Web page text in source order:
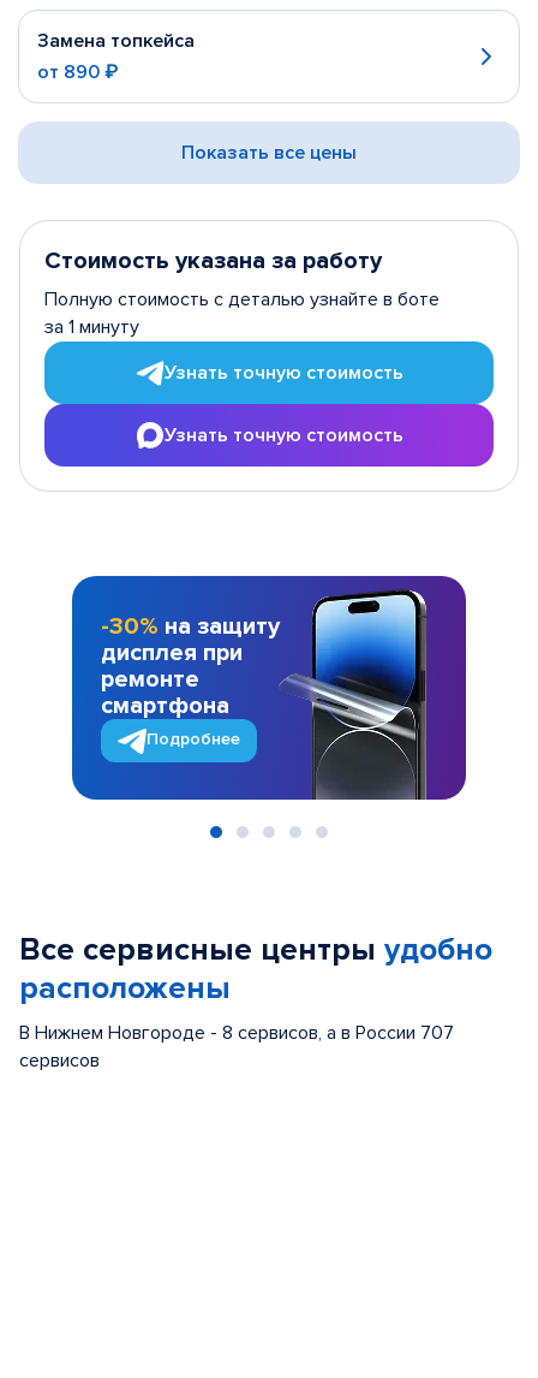
Замена топкейса
от 890 ₽
Показать все цены
Стоимость указана за работу
Полную стоимость с деталью узнайте в боте
за 1 минуту
Узнать точную стоимость
Узнать точную стоимость
-30% на защиту
дисплея при
ремонте
смартфона
Подробнее
Все сервисные центры удобно
расположены
В Нижнем Новгороде - 8 сервисов, а в России 707
сервисов